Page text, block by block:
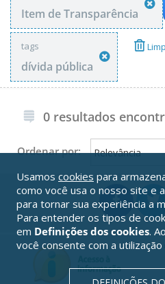
Item de Transparência
tags
dívida pública
0 resultados
Ordenar por:
Usamos cookies para
como você usa o nosso site e
para tornar sua experiência a
Para entender os tipos de
em Definições dos cookies.
você consente com a utilização